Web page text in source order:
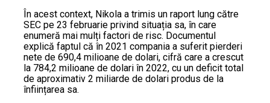
În acest context, Nikola a trimis un raport lung către
SEC pe 23 februarie privind situația sa, în care
enumeră mai mulți factori de risc. Documentul
explică faptul că în 2021 compania a suferit pierderi
nete de 690,4 milioane de dolari, cifră care a crescut
la 784,2 milioane de dolari în 2022, cu un deficit total
de aproximativ 2 miliarde de dolari produs de la
înființarea sa.